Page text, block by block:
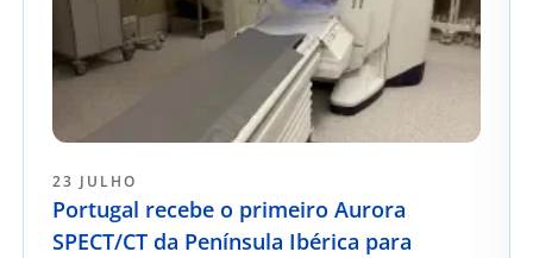
23 JULHO
Portugal recebe o primeiro Aurora
SPECT/CT da Península Ibérica para